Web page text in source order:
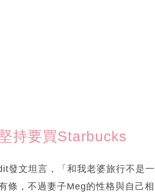
持要買Starbucks
發文坦言，「和我老婆旅行不是
條，不過妻子Meg的性格與自己